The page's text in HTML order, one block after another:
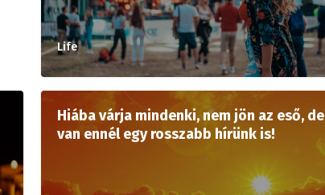
Life
Hiába várja mindenki, nem jön az eső, de
van ennél egy rosszabb hírünk is!